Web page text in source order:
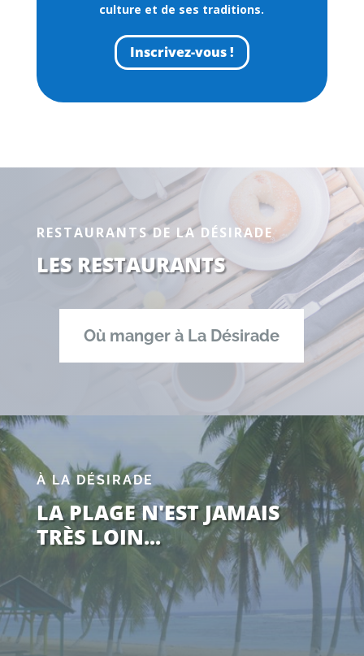
culture et de ses traditions.
Inscrivez-vous !
RESTAURANTS DE LA DÉSIRADE
LES RESTAURANTS
Où manger à La Désirade
À LA DÉSIRADE
LA PLAGE N'EST JAMAIS
TRÈS LOIN...